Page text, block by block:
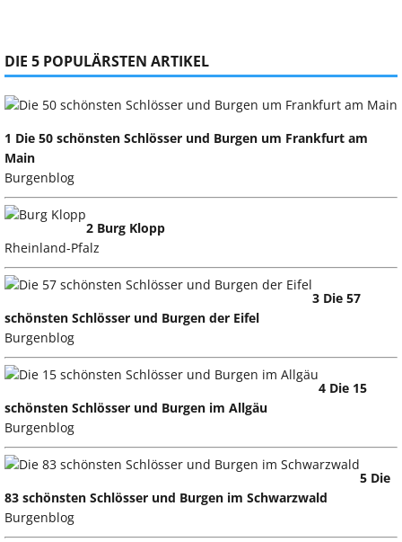
DIE 5 POPULÄRSTEN ARTIKEL
1 Die 50 schönsten Schlösser und Burgen um Frankfurt am
Main
Burgenblog
2 Burg Klopp
Rheinland-Pfalz
3 Die 57
schönsten Schlösser und Burgen der Eifel
Burgenblog
4 Die 15
schönsten Schlösser und Burgen im Allgäu
Burgenblog
5 Die
83 schönsten Schlösser und Burgen im Schwarzwald
Burgenblog